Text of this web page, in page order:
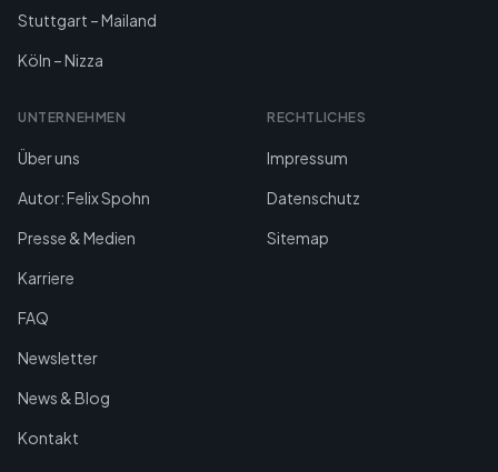
Stuttgart – Mailand
Köln – Nizza
UNTERNEHMEN
Über uns
Autor: Felix Spohn
Presse & Medien
Karriere
FAQ
Newsletter
News & Blog
Kontakt
RECHTLICHES
Impressum
Datenschutz
Sitemap